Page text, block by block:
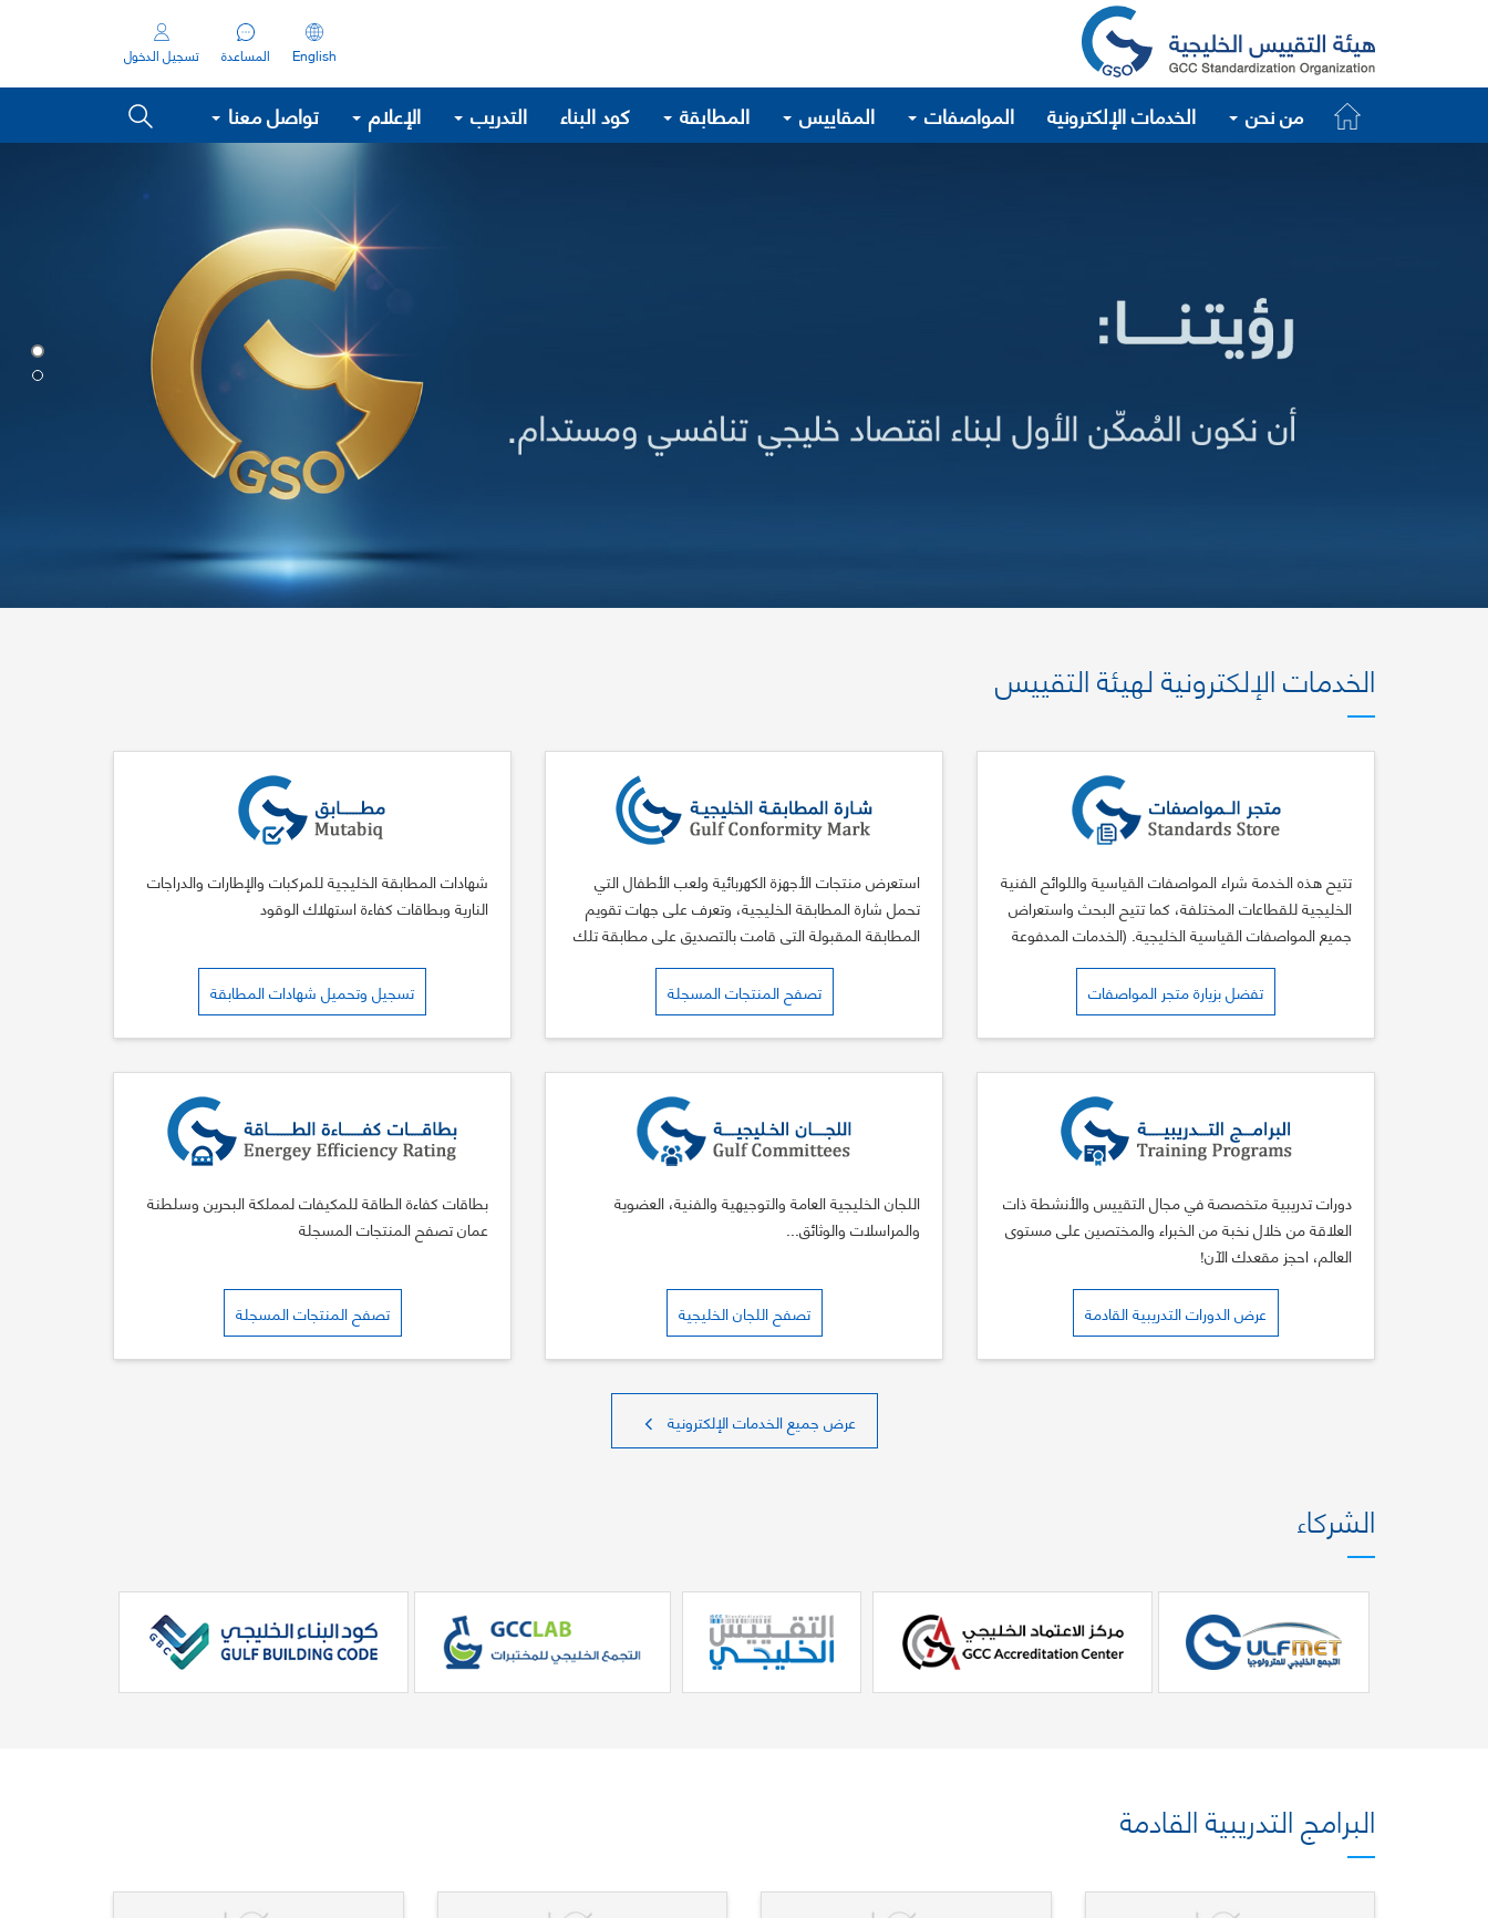
English المساعدة تسجيل الدخول
من نحن الخدمات الإلكترونية المواصفات المقاييس المطابقة كود البناء التدريب الإعلام تواصل معنا
الخدمات الإلكترونية لهيئة التقييس
تتيح هذه الخدمة شراء المواصفات القياسية واللوائح الفنية
الخليجية للقطاعات المختلفة، كما تتيح البحث واستعراض
جميع المواصفات القياسية الخليجية. (الخدمات المدفوعة
يضاف لها شعارات فيزا وماستر كارد)
تفضل بزيارة متجر المواصفات
استعرض منتجات الأجهزة الكهربائية ولعب الأطفال التي
تحمل شارة المطابقة الخليجية، وتعرف على جهات تقويم
المطابقة المقبولة التي قامت بالتصديق على مطابقة تلك
المنتجات لمتطلبات شارة المطابقة الخليجية. وأيضاً بيانات
شهادات المطابقة (للسلطات المختصة).
تصفح المنتجات المسجلة
شهادات المطابقة الخليجية للمركبات والإطارات والدراجات
النارية وبطاقات كفاءة استهلاك الوقود
تسجيل وتحميل شهادات المطابقة
دورات تدريبية متخصصة في مجال التقييس والأنشطة ذات
العلاقة من خلال نخبة من الخبراء والمختصين على مستوى
العالم، احجز مقعدك الآن!
عرض الدورات التدريبية القادمة
اللجان الخليجية العامة والتوجيهية والفنية، العضوية
والمراسلات والوثائق...
تصفح اللجان الخليجية
بطاقات كفاءة الطاقة للمكيفات لمملكة البحرين وسلطنة
عمان تصفح المنتجات المسجلة
تصفح المنتجات المسجلة
عرض جميع الخدمات الإلكترونية
الشركاء
البرامج التدريبية القادمة